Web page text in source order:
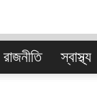
বাংলা
রাজনীতি স্বাস্থ্য